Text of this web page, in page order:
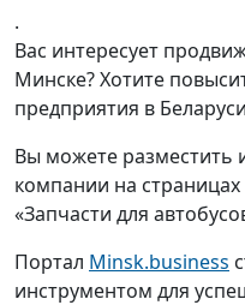
.
Вас интересует
Минске? Хотите
предприятия в
Вы можете
компании на
«Запчасти для
Портал Minsk.business
инструментом для